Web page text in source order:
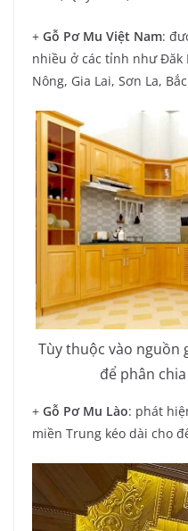
+ Gỗ Pơ Mu Việt Nam:
nhiều ở các tỉnh như Đăk
Nông, Gia Lai, Sơn La,
Tùy thuộc vào nguồn
để phân
+ Gỗ Pơ Mu Lào: phát
miền Trung kéo dài cho